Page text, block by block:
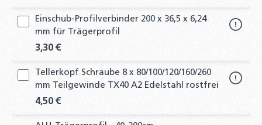
Einschub-Profilverbinder 200 x 36,5 x 6,24
mm für Trägerprofil
3,30 €
Tellerkopf Schraube 8 x 80/100/120/160/260
mm Teilgewinde TX40 A2 Edelstahl rostfrei
4,50 €